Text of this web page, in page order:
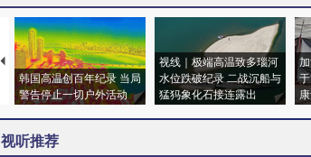
韩国高温创百年纪录 当局
警告停止一切户外活动
视线｜极端高温致多瑙河
水位跌破纪录 二战沉船与
猛犸象化石接连露出
视听推荐